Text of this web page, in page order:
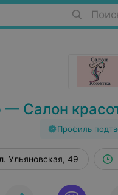
Салон
Профиль
Ульяновская, 49